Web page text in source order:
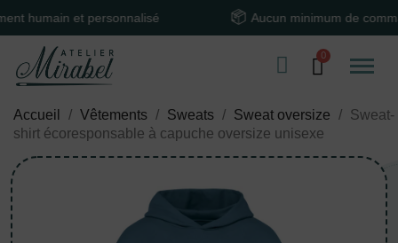
et personnalisé Aucun minimum de commande
Accueil Vêtements Sweats Sweat oversize
Sweat-
shirt écoresponsable à capuche oversize unisexe